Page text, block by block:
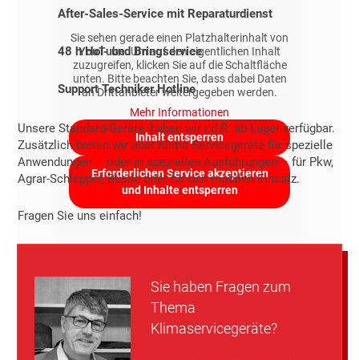
Sie sehen gerade einen Platzhalterinhalt von
YouTube. Um auf den eigentlichen Inhalt
zuzugreifen, klicken Sie auf die Schaltfläche
unten. Bitte beachten Sie, dass dabei Daten
an Drittanbieter weitergegeben werden.
Mehr Informationen
Inhalt entsperren
Erforderlichen Service akzeptieren
und Inhalte entsperren
After-Sales-Service mit Reparaturdienst
48 h Hol- und Bringservice
Support Techniker Hotline
Unsere Standard-Geräte, haben wir i.d.R. ab Lager verfügbar.
Zusätzlich bieten wir aber Klima-Servicegeräte für spezielle
Anwendungen – oder in speziellen Ausführungen – für Pkw,
Agrar-Schlepper, Busse oder für den mobilen Einsatz.
Fragen Sie uns einfach!
Sie haben Fragen zum
Thema
Klimaservicegeräte?